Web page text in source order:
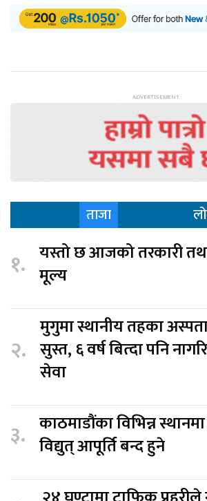
ताजा
१. यस्तो छ आजको तरकारी
मूल्य
२.
मुगुमा स्थानीय तहका
सुस्त, ६ वर्ष बित्दा पनि
सेवा
३. काठमाडौंका विभिन्न
विद्युत् आपूर्ति बन्द हुने